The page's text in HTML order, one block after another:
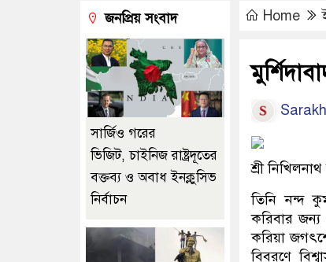
Home
শ্রী
তিনি নন্দ
করিবার জন্য
করিয়া
বিবরণে
জনপ্রিয় সংবাদ
সার্জিও গরের
ভিজিট, চাইনিজ রাষ্ট্রদূতের
বক্তব্য ও অবাধ ইনক্লুসিভ
নির্বাচন